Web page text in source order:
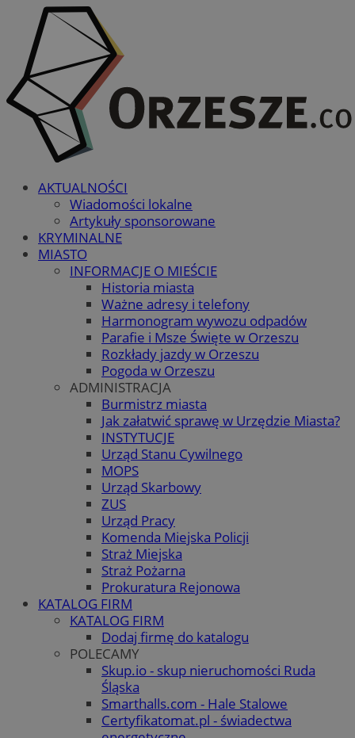
AKTUALNOŚCI
Wiadomości lokalne
Artykuły sponsorowane
KRYMINALNE
MIASTO
INFORMACJE O MIEŚCIE
Historia miasta
Ważne adresy i telefony
Harmonogram wywozu odpadów
Parafie i Msze Święte w Orzeszu
Rozkłady jazdy w Orzeszu
Pogoda w Orzeszu
ADMINISTRACJA
Burmistrz miasta
Jak załatwić sprawę w Urzędzie Miasta?
INSTYTUCJE
Urząd Stanu Cywilnego
MOPS
Urząd Skarbowy
ZUS
Urząd Pracy
Komenda Miejska Policji
Straż Miejska
Straż Pożarna
Prokuratura Rejonowa
KATALOG FIRM
KATALOG FIRM
Dodaj firmę do katalogu
POLECAMY
Skup.io - skup nieruchomości Ruda
Śląska
Smarthalls.com - Hale Stalowe
Certyfikatomat.pl - świadectwa